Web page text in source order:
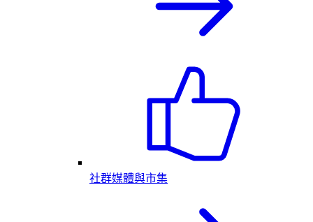
社群媒體與市集